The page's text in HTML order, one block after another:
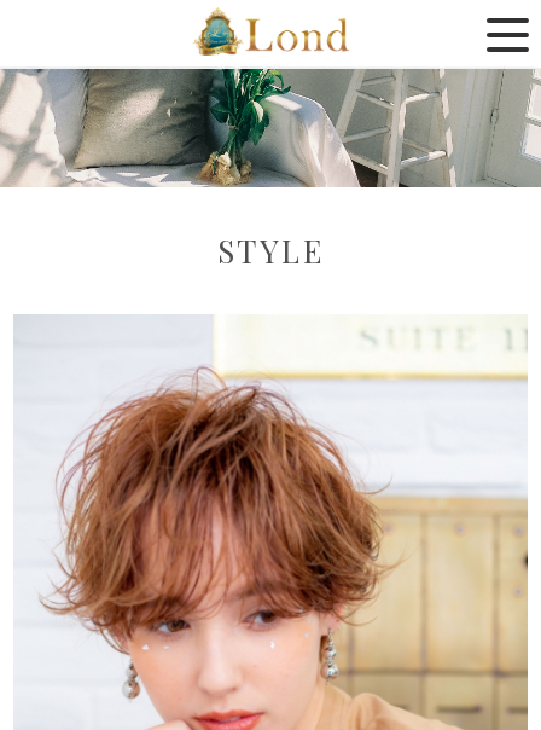
STYLE